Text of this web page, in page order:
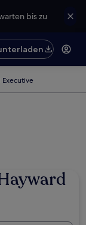
bis zu
Executive